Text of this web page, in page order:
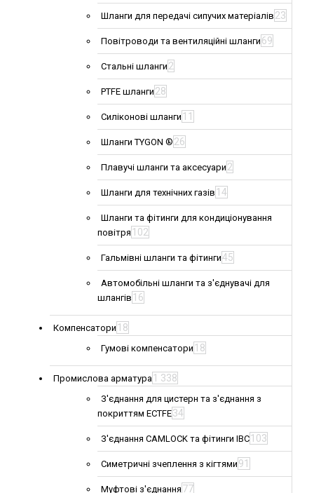
Шланги для передачі сипучих матеріалів 23
Повітроводи та вентиляційні шланги 69
Стальні шланги 2
PTFE шланги 28
Силіконові шланги 11
Шланги TYGON ® 26
Плавучі шланги та аксесуари 2
Шланги для технічних газів 14
Шланги та фітинги для кондиціонування
повітря 102
Гальмівні шланги та фітинги45
Автомобільні шланги та з'єднувачі для
шлангів 16
Компенсатори 18
Гумові компенсатори 18
Промислова арматура 1 338
З'єднання для цистерн та з'єднання з
покриттям ECTFE34
З'єднання CAMLOCK та фітинги IBC 103
Симетричні зчеплення з кігтями 91
Муфтові з'єднання 77